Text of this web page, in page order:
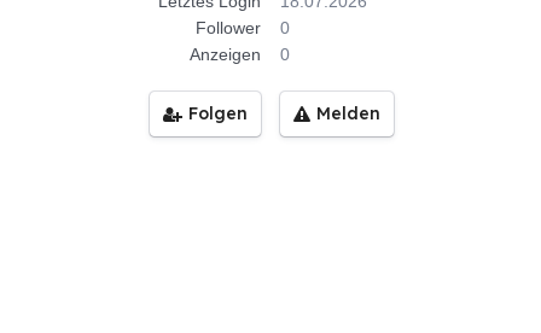
Follower
0
Anzeigen
0
Folgen Melden